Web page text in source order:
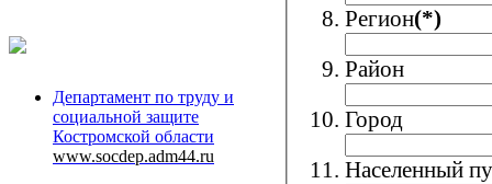
Департамент по труду и
социальной защите
Костромской области
www.socdep.adm44.ru
Регион(*)
Район
Город
Населенный